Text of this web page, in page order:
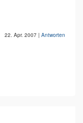
22. Apr. 2007 | Antworten